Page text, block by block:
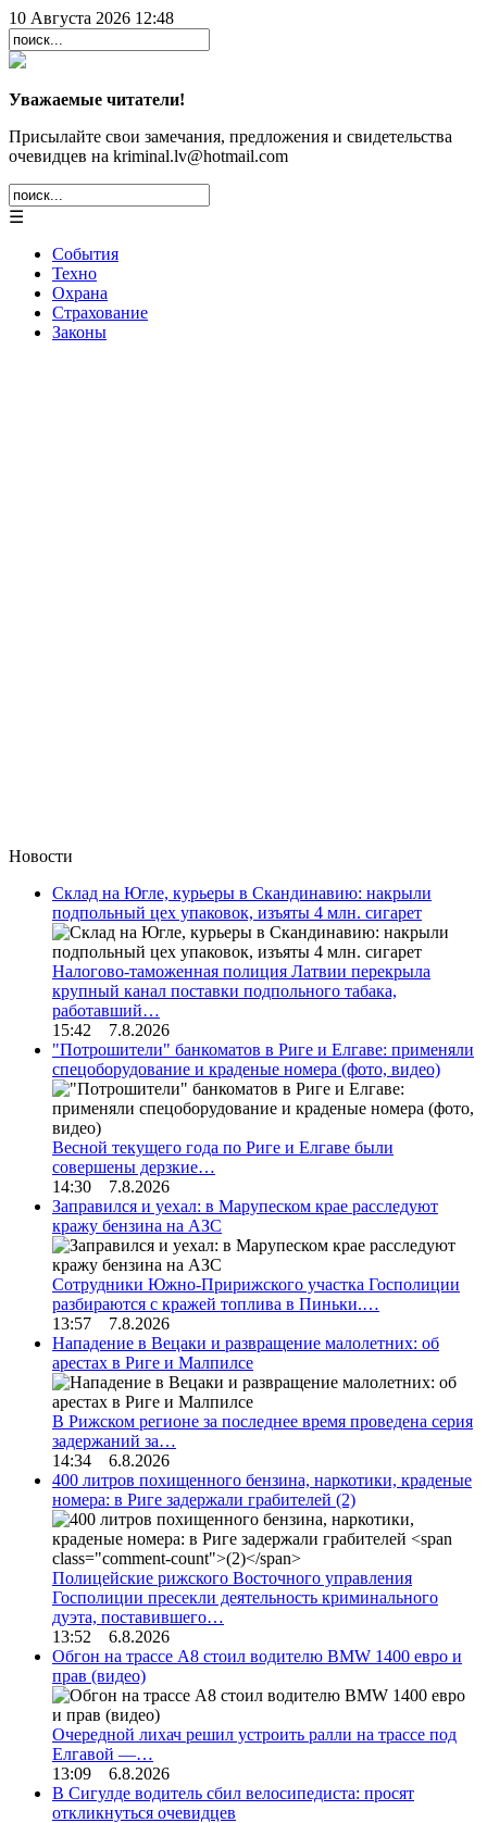
10 Августа 2026 12:48
Уважаемые читатели!
Присылайте свои замечания, предложения и свидетельства
очевидцев на kriminal.lv@hotmail.com
☰
События
Техно
Охрана
Страхование
Законы
Новости
Склад на Югле, курьеры в Скандинавию: накрыли
подпольный цех упаковок, изъяты 4 млн. сигарет
Налогово-таможенная полиция Латвии перекрыла
крупный канал поставки подпольного табака,
работавший…
15:42 7.8.2026
"Потрошители" банкоматов в Риге и Елгаве: применяли
спецоборудование и краденые номера (фото, видео)
Весной текущего года по Риге и Елгаве были
совершены дерзкие…
14:30 7.8.2026
Заправился и уехал: в Марупеском крае расследуют
кражу бензина на АЗС
Сотрудники Южно-Пририжского участка Госполиции
разбираются с кражей топлива в Пиньки.…
13:57 7.8.2026
Нападение в Вецаки и развращение малолетних: об
арестах в Риге и Малпилсе
В Рижском регионе за последнее время проведена серия
задержаний за…
14:34 6.8.2026
400 литров похищенного бензина, наркотики, краденые
номера: в Риге задержали грабителей (2)
Полицейские рижского Восточного управления
Госполиции пресекли деятельность криминального
дуэта, поставившего…
13:52 6.8.2026
Обгон на трассе А8 стоил водителю BMW 1400 евро и
прав (видео)
Очередной лихач решил устроить ралли на трассе под
Елгавой —…
13:09 6.8.2026
В Сигулде водитель сбил велосипедиста: просят
откликнуться очевидцев